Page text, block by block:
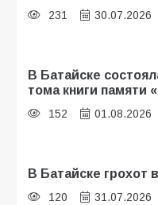
231 30.07.2026
В Батайске
тома книги памяти
152 01.08.2026
В Батайске грохот
120 31.07.2026